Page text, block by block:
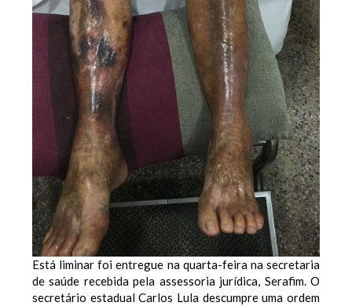
Está liminar foi entregue na quarta-feira na secretaria
de saúde recebida pela assessoria jurídica, Serafim. O
secretário estadual Carlos Lula descumpre uma ordem